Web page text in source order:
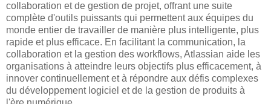
collaboration et de gestion de projet, offrant une suite
complète d'outils puissants qui permettent aux équipes du
monde entier de travailler de manière plus intelligente, plus
rapide et plus efficace. En facilitant la communication, la
collaboration et la gestion des workflows, Atlassian aide les
organisations à atteindre leurs objectifs plus efficacement, à
innover continuellement et à répondre aux défis complexes
du développement logiciel et de la gestion de produits à